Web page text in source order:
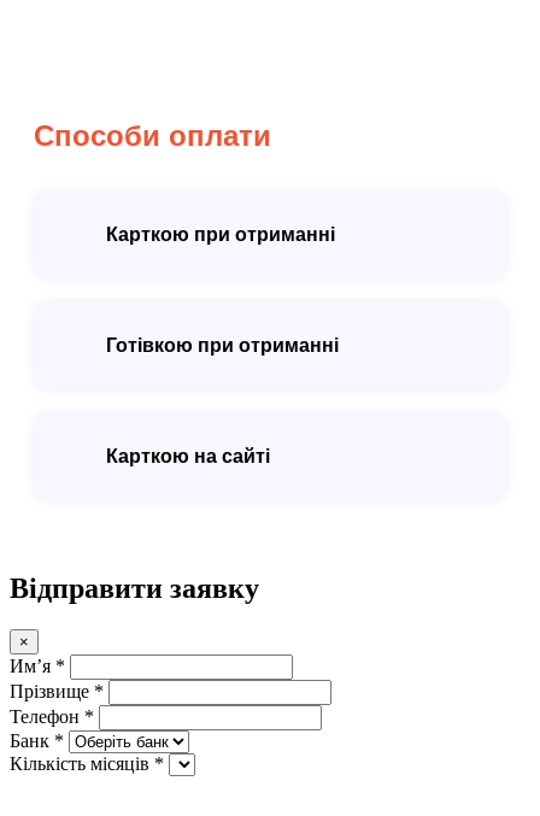
Способи оплати
Карткою при отриманні
Готівкою при отриманні
Карткою на сайті
Відправити заявку
×
Имʼя *
Прізвище *
Телефон *
Банк *
Кількість місяців *